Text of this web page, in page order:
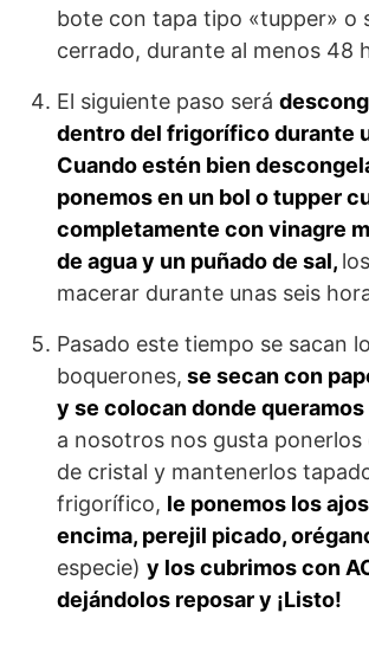
bote con tapa tipo «tupper» o
cerrado, durante al menos 48
El siguiente paso será
dentro del frigorífico durante
Cuando estén bien
ponemos en un bol o tupper
completamente con vinagre
de agua y un puñado de sal,
macerar durante unas seis
Pasado este tiempo se sacan
boquerones, se secan con
y se colocan donde
a nosotros nos gusta ponerlos
de cristal y mantenerlos
frigorífico, le ponemos los
encima, perejil picado,
especie) y los cubrimos con
dejándolos reposar y ¡Listo!